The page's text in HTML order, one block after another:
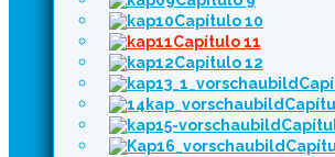
Capítulo 10
Capítulo 11
Capítulo 12